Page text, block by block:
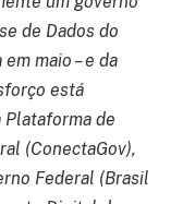
de Dados do
maio – e da
está
de
(ConectaGov),
Federal (Brasil